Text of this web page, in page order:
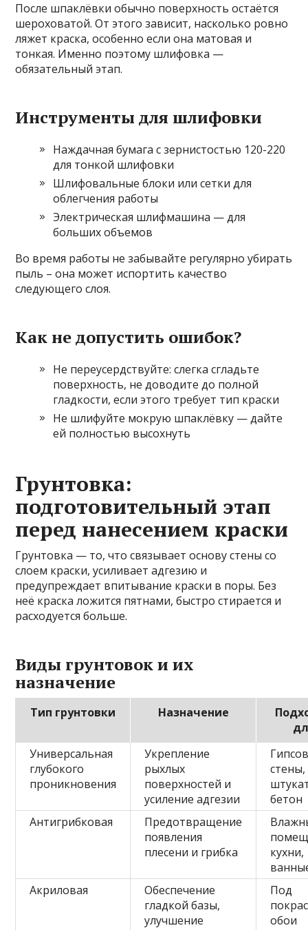
После шпаклёвки обычно поверхность остаётся
шероховатой. От этого зависит, насколько ровно
ляжет краска, особенно если она матовая и
тонкая. Именно поэтому шлифовка —
обязательный этап.
Инструменты для шлифовки
Наждачная бумага с зернистостью 120-220
для тонкой шлифовки
Шлифовальные блоки или сетки для
облегчения работы
Электрическая шлифмашина — для
больших объемов
Во время работы не забывайте регулярно убирать
пыль – она может испортить качество
следующего слоя.
Как не допустить ошибок?
Не переусердствуйте: слегка сгладьте
поверхность, не доводите до полной
гладкости, если этого требует тип краски
Не шлифуйте мокрую шпаклёвку — дайте
ей полностью высохнуть
Грунтовка:
подготовительный этап
перед нанесением краски
Грунтовка — то, что связывает основу стены со
слоем краски, усиливает адгезию и
предупреждает впитывание краски в поры. Без
неё краска ложится пятнами, быстро стирается и
расходуется больше.
Виды грунтовок и их
назначение
Тип грунтовки Назначение
Универсальная
глубокого
проникновения
Укрепление
рыхлых
поверхностей и
усиление адгезии
стены,
бетон
Антигрибковая
Предотвращение
появления
плесени и грибка
кухни,
Акриловая
Обеспечение
гладкой базы,
улучшение
Под
обои